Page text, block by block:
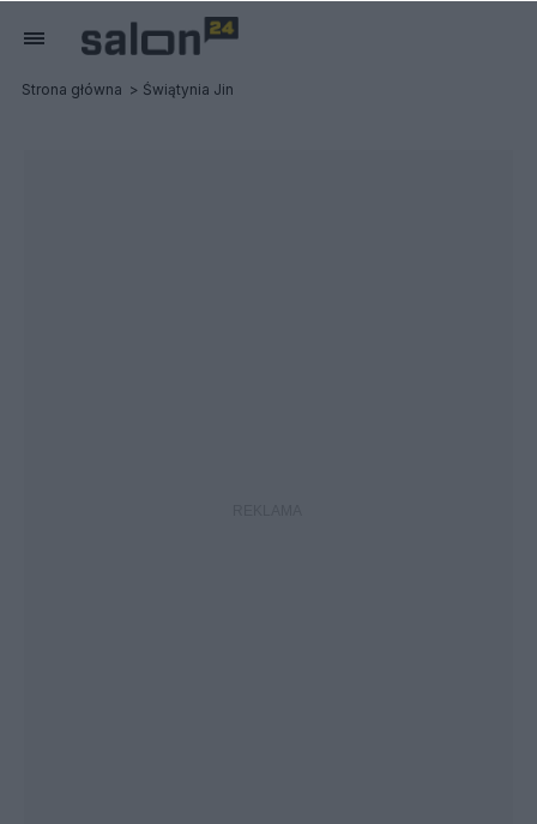
Strona główna Świątynia Jin